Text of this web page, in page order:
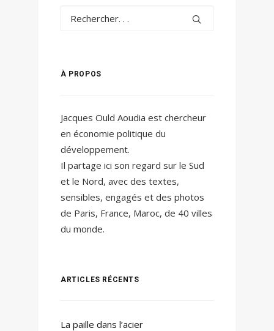
À PROPOS
Jacques Ould Aoudia est chercheur
en économie politique du
développement.
Il partage ici son regard sur le Sud
et le Nord, avec des textes,
sensibles, engagés et des photos
de Paris, France, Maroc, de 40 villes
du monde.
ARTICLES RÉCENTS
La paille dans l’acier